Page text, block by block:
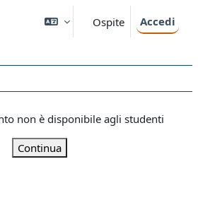
Ospite Accedi
non è disponibile agli studenti
Continua